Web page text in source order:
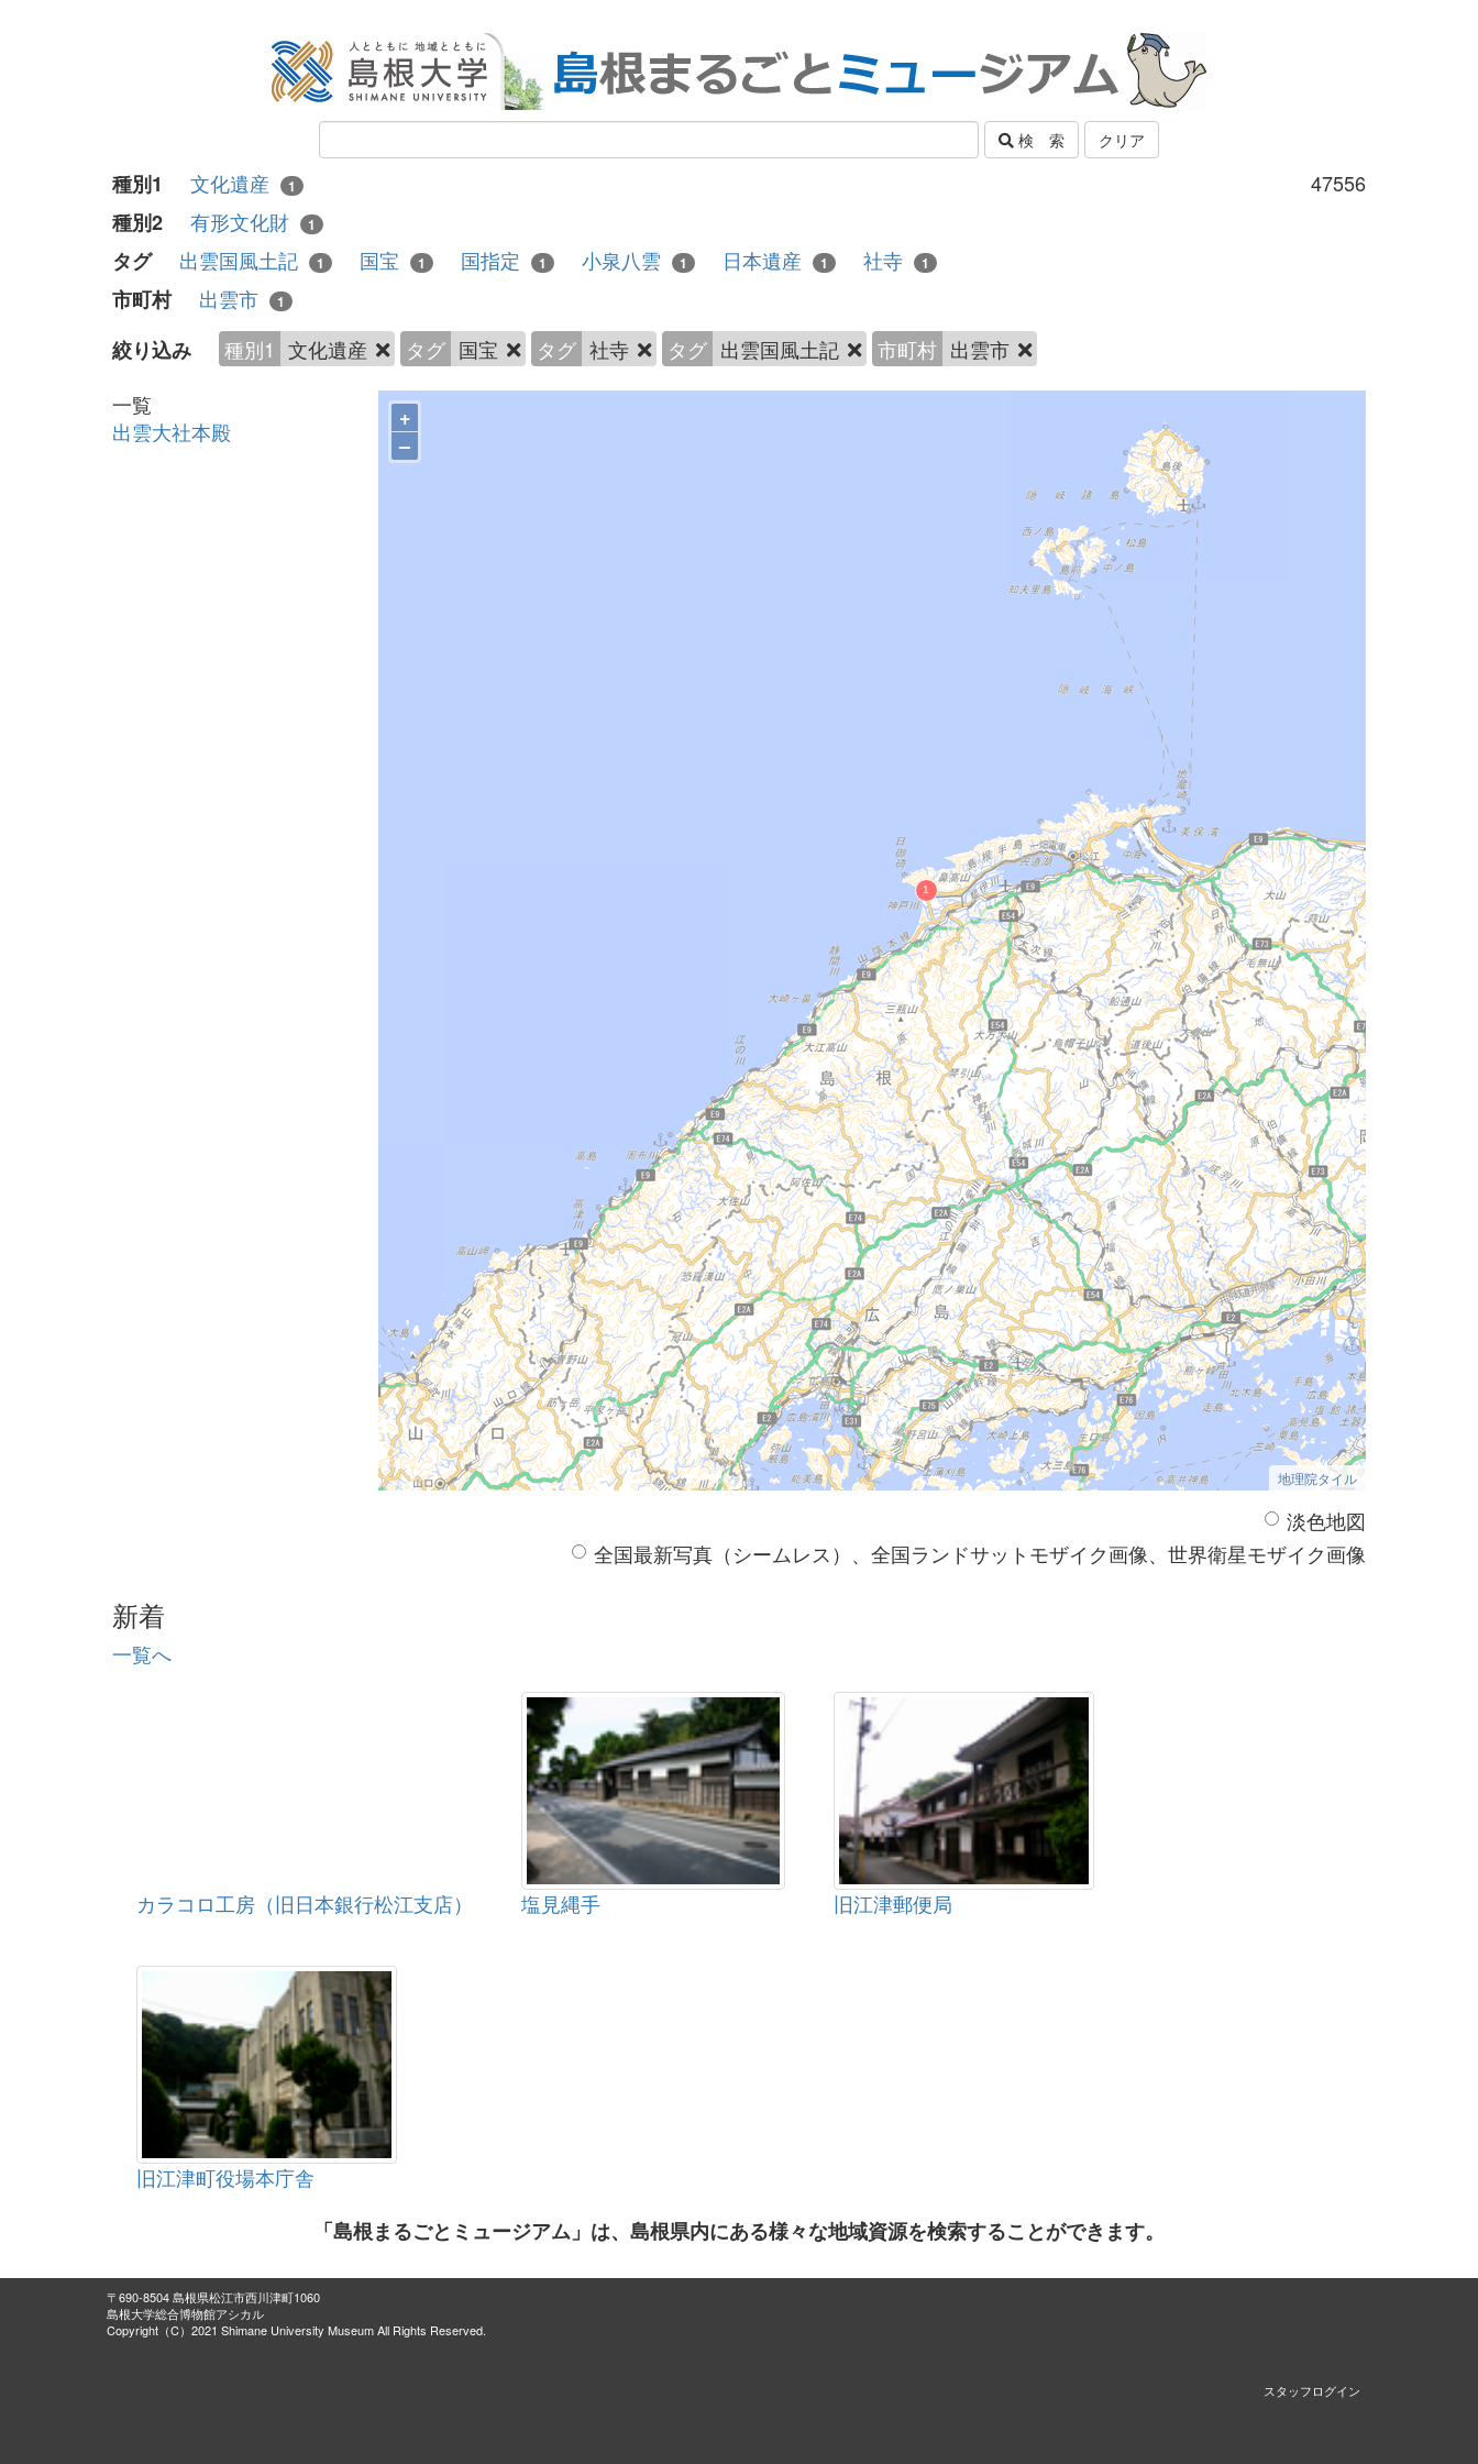
検 索 クリア
47556
種別1 文化遺産 1
種別2 有形文化財 1
タグ 出雲国風土記 1 国宝 1 国指定 1 小泉八雲 1 日本遺産 1 社寺 1
市町村 出雲市 1
絞り込み 種別1 文化遺産 タグ 国宝 タグ 社寺 タグ 出雲国風土記 市町村 出雲市
一覧
出雲大社本殿
+
–
地理院タイル
淡色地図
全国最新写真（シームレス）、全国ランドサットモザイク画像、世界衛星モザイク画像
新着
一覧へ
カラコロ工房（旧日本銀行松江支店） 塩見縄手 旧江津郵便局
旧江津町役場本庁舎
「島根まるごとミュージアム」は、島根県内にある様々な地域資源を検索することができます。
〒690-8504 島根県松江市西川津町1060
島根大学総合博物館アシカル
Copyright（C）2021 Shimane University Museum All Rights Reserved.
スタッフログイン